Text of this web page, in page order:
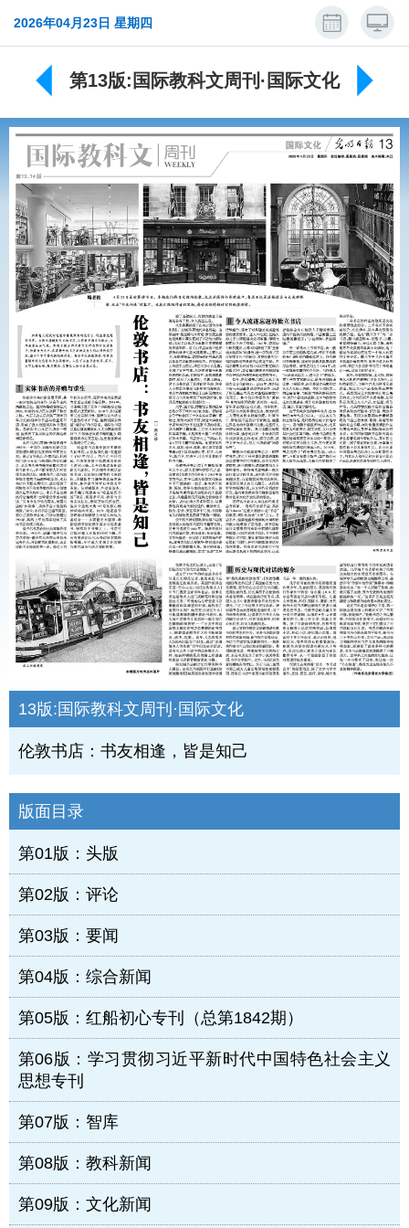
2026年04月23日 星期四
第13版:国际教科文周刊·国际文化
13版: 国际教科文周刊·国际文化
伦敦书店：书友相逢，皆是知己
版面目录
第01版：头版
第02版：评论
第03版：要闻
第04版：综合新闻
第05版：红船初心专刊（总第1842期）
第06版：学习贯彻习近平新时代中国特色社会主义
思想专刊
第07版：智库
第08版：教科新闻
第09版：文化新闻